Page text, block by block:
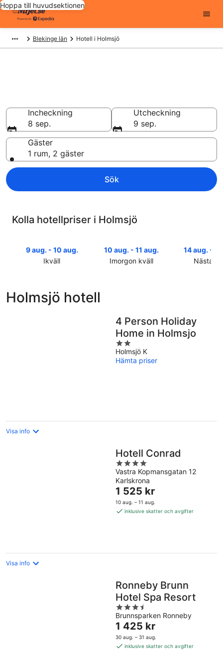
Hoppa till huvudsektionen
Blekinge län Hotell i Holmsjö
Incheckning
8 sep.
Utcheckning
9 sep.
Gäster
1 rum, 2 gäster
Sök
Kolla hotellpriser i Holmsjö
9 aug. - 10 aug.
Ikväll
Holmsjö
10 aug. - 11 aug.
Imorgon kväll
imorgon
natt,
aug.
14 aug. -
Nästa
nästa
helg,
14
Holmsjö hotell
4 Person Holiday
Home in Holmsjo
2
out
of
Holmsjö K
Hämta priser
Visa info
Hotell Conrad
4
out
of
5
Vastra Kopmansgatan 12
Karlskrona
Priset
är
1 525 kr
1 525 kr
10 aug. – 11 aug.
inklusive skatter och avgifter
Visa info
Ronneby Brunn
Hotel Spa Resort
3.5
out
of
5
Brunnsparken Ronneby
Priset
är
1 425 kr
1 425 kr
30 aug. – 31 aug.
inklusive skatter och avgifter